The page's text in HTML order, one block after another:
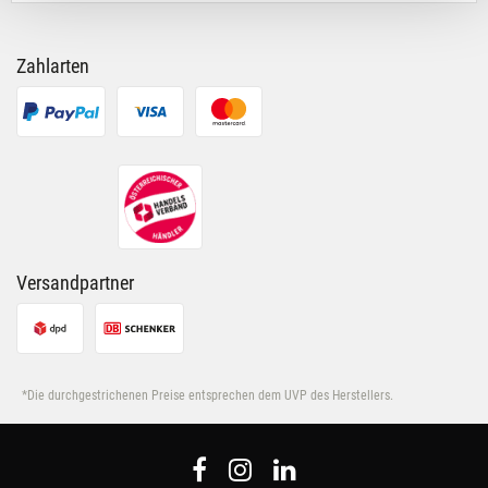
möglicherweise mit weiteren Daten zusammen, die Du
Nutzung der Dienste gesammelt haben.
Zahlarten
Versandpartner
*Die durchgestrichenen Preise entsprechen dem UVP des Herstellers.